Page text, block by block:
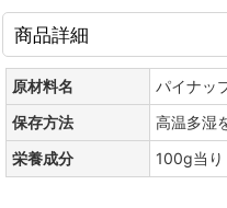
商品詳細
原材料名
パイナッ
保存方法
高温多湿
栄養成分
100g当